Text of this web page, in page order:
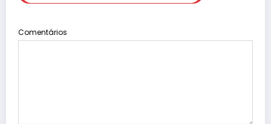
Comentários